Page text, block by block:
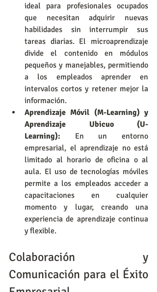
ideal para profesionales ocupados
que necesitan adquirir nuevas
habilidades sin interrumpir sus
tareas diarias. El microaprendizaje
divide el contenido en módulos
pequeños y manejables, permitiendo
a los empleados aprender en
intervalos cortos y retener mejor la
información.
Aprendizaje Móvil (M-Learning) y
Aprendizaje Ubicuo (U-
Learning): En un entorno
empresarial, el aprendizaje no está
limitado al horario de oficina o al
aula. El uso de tecnologías móviles
permite a los empleados acceder a
capacitaciones en cualquier
momento y lugar, creando una
experiencia de aprendizaje continua
y flexible.
Colaboración y
Comunicación para el Éxito